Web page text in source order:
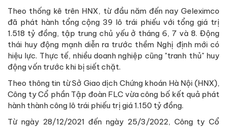
Theo thống kê trên HNX, từ đầu năm đến nay Geleximco
đã phát hành tổng cộng 39 lô trái phiếu với tổng giá trị
1.518 tỷ đồng, tập trung chủ yếu ở tháng 6, 7 và 8. Động
thái huy động mạnh diễn ra trước thềm Nghị định mới có
hiệu lực. Thực tế, nhiều doanh nghiệp cũng "tranh thủ" huy
động vốn trước khi bị siết chặt.
Theo thông tin từ Sở Giao dịch Chứng khoán Hà Nội (HNX),
Công ty Cổ phần Tập đoàn FLC vừa công bố kết quả phát
hành thành công lô trái phiếu trị giá 1.150 tỷ đồng.
Từ ngày 28/12/2021 đến ngày 25/3/2022, Công ty Cổ